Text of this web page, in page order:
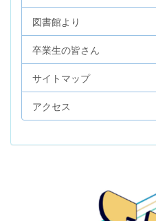
図書館より
卒業生の皆さん
サイトマップ
アクセス